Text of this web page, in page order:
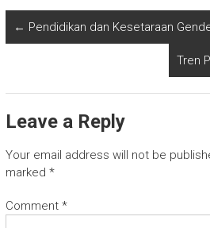
← Pendidikan dan Kesetaraan
Tren
Leave a Reply
Your email address will not be
marked *
Comment *